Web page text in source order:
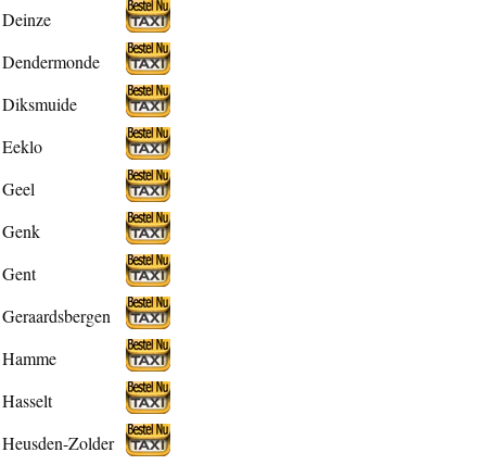
Deinze
Dendermonde
Diksmuide
Eeklo
Geel
Genk
Gent
Geraardsbergen
Hamme
Hasselt
Heusden-Zolder